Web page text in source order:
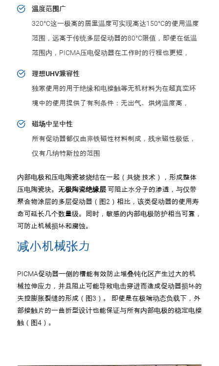
温度范围广
320°C这一极高的居里温度可实现高达150°C的使用温度
范围，远高于传统多层促动器的80°C限值，即使在低温
范围内，PICMA压电促动器在工作时的行程也更短，
理想UHV兼容性
独家使用的用于绝缘和电接触等无机材料为在超真空环
境中的使用提供了有利条件：无出气、烘烤温度高，
磁场中呈中性
所有促动器都仅由非铁磁性材料制成，残余磁性极低，
仅有几纳特斯拉的范围
内部电极和压电陶瓷被烧结在一起（共烧 技术），形成整体
压电陶瓷块。 无极陶瓷绝缘层可阻止水分子的渗透，与仅带
聚合物涂层的多层促动器（图2）相比，该类促动器的使用寿
命可延长几个数量级。同时，敏感的内部电极防护相当可靠，
可防止机械损坏和腐蚀。
减小机械张力
PICMA促动器一侧的槽能有效防止堆叠钝化区产生过大的机
械拉伸应力，并且阻止可能导致电击穿进而造成促动器损坏的
失控膨胀裂缝的形成（图3）。 即使是在极端动态负载下，外
部接触片的一曲折型设计也能保证与所有内部电极的稳定电接
触（图4）。